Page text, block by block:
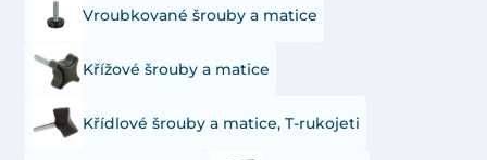
Vroubkované šrouby a matice
Křížové šrouby a matice
Křídlové šrouby a matice, T-rukojeti